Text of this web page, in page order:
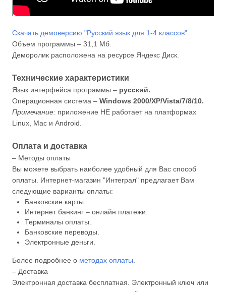
Скачать демоверсию "Русский язык для 1-4 классов".
Объем программы – 31,1 Мб.
Деморолик расположена на ресурсе Яндекс Диск.
Технические характеристики
Язык интерфейса программы – русский.
Операционная система – Windows 2000/XP/Vista/7/8/10.
Примечание: приложение НЕ работает на платформах
Linux, Mac и Android.
Оплата и доставка
– Методы оплаты
Вы можете выбрать наиболее удобный для Вас способ
оплаты. Интернет-магазин "Интеграл" предлагает Вам
следующие варианты оплаты:
Банковские карты.
Интернет банкинг – онлайн платежи.
Терминалы оплаты.
Банковские переводы.
Электронные деньги.
Более подробнее о методах оплаты.
– Доставка
Электронная доставка бесплатная. Электронный ключ или